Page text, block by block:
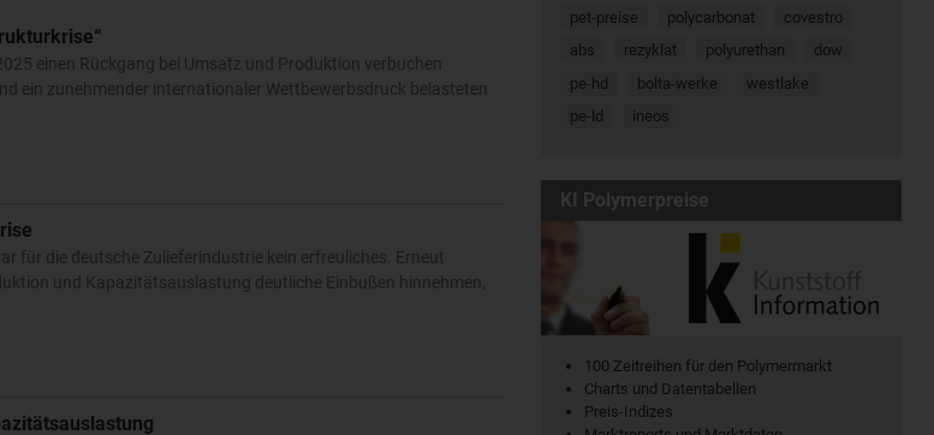
einen Rückgang bei Umsatz und Produktion verbuchen
ein zunehmender internationaler Wettbewerbsdruck belasteten
für die deutsche Zulieferindustrie kein erfreuliches. Erneut
und Kapazitätsauslastung deutliche Einbußen hinnehmen,
pet-preise
polycarbonat
covestro
abs
rezyklat polyurethan
dow
pe-hd
bolta-werke
westlake
pe-ld
ineos
KI Polymerpreise
100 Zeitreihen für den Polymermarkt
Charts und Datentabellen
Preis-Indizes